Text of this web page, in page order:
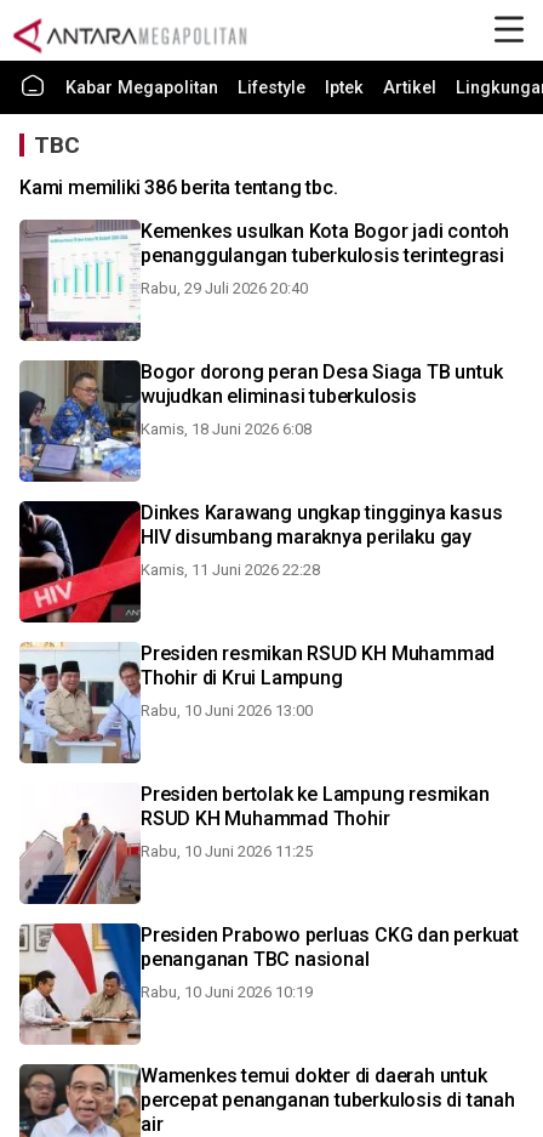
Kabar Megapolitan Lifestyle Iptek Artikel
TBC
Kami memiliki 386 berita tentang tbc.
Kemenkes usulkan Kota Bogor jadi contoh
penanggulangan tuberkulosis terintegrasi
Rabu, 29 Juli 2026 20:40
Bogor dorong peran Desa Siaga TB untuk
wujudkan eliminasi tuberkulosis
Kamis, 18 Juni 2026 6:08
Dinkes Karawang ungkap tingginya kasus
HIV disumbang maraknya perilaku gay
Kamis, 11 Juni 2026 22:28
Presiden resmikan RSUD KH Muhammad
Thohir di Krui Lampung
Rabu, 10 Juni 2026 13:00
Presiden bertolak ke Lampung resmikan
RSUD KH Muhammad Thohir
Rabu, 10 Juni 2026 11:25
Presiden Prabowo perluas CKG dan perkuat
penanganan TBC nasional
Rabu, 10 Juni 2026 10:19
Wamenkes temui dokter di daerah untuk
percepat penanganan tuberkulosis di tanah
air